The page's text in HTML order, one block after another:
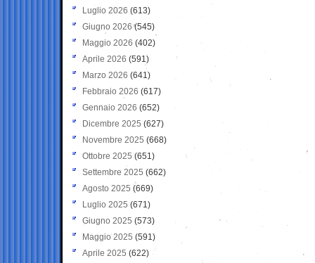
Luglio 2026 (613)
Giugno 2026 (545)
Maggio 2026 (402)
Aprile 2026 (591)
Marzo 2026 (641)
Febbraio 2026 (617)
Gennaio 2026 (652)
Dicembre 2025 (627)
Novembre 2025 (668)
Ottobre 2025 (651)
Settembre 2025 (662)
Agosto 2025 (669)
Luglio 2025 (671)
Giugno 2025 (573)
Maggio 2025 (591)
Aprile 2025 (622)